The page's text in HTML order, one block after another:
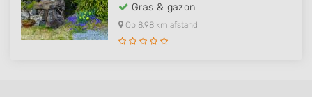
Gras & gazon
Op 8,98 km afstand